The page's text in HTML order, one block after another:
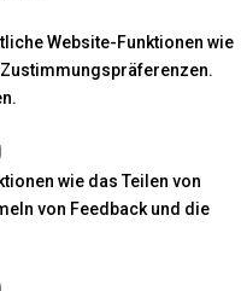
Website-Funktionen wie
wie das Teilen von
von Feedback und die